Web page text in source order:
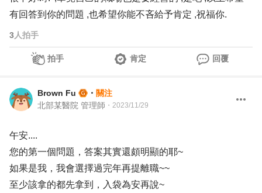
有回答到你的問題 ,也希望你能不吝給予肯定 ,祝福你.
3人拍手
拍手 肯定 回覆
Brown Fu ・ 關注
北部某醫院 管理師 ・ 2023/11/29
午安....
您的第一個問題，答案其實還頗明顯的耶~
如果是我，我會選擇過完年再提離職~~
至少該拿的都先拿到，入袋為安再說~